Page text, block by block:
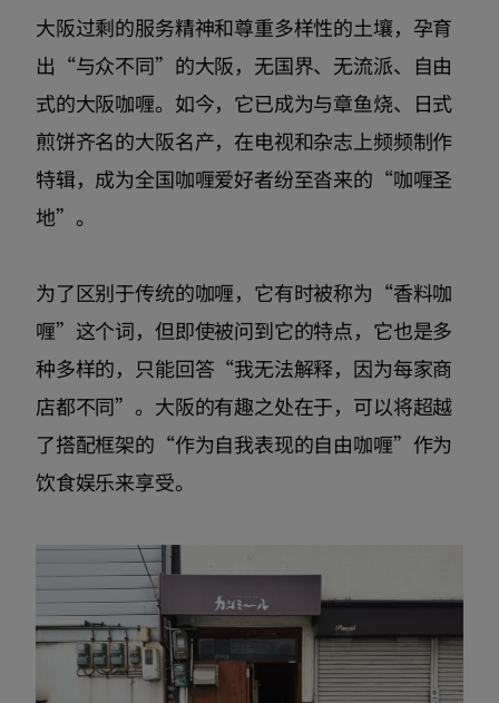
大阪过剩的服务精神和尊重多样性的土壤，孕育
出“与众不同”的大阪，无国界、无流派、自由
式的大阪咖喱。如今，它已成为与章鱼烧、日式
煎饼齐名的大阪名产，在电视和杂志上频频制作
特辑，成为全国咖喱爱好者纷至沓来的“咖喱圣
地”。
为了区别于传统的咖喱，它有时被称为“香料咖
喱”这个词，但即使被问到它的特点，它也是多
种多样的，只能回答“我无法解释，因为每家商
店都不同”。大阪的有趣之处在于，可以将超越
了搭配框架的“作为自我表现的自由咖喱”作为
饮食娱乐来享受。